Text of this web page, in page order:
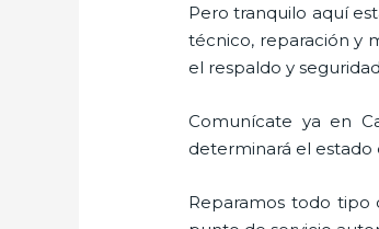
Pero tranquilo aquí
técnico, reparación y
el respaldo y
Comunícate ya en
determinará el estado
Reparamos todo tipo